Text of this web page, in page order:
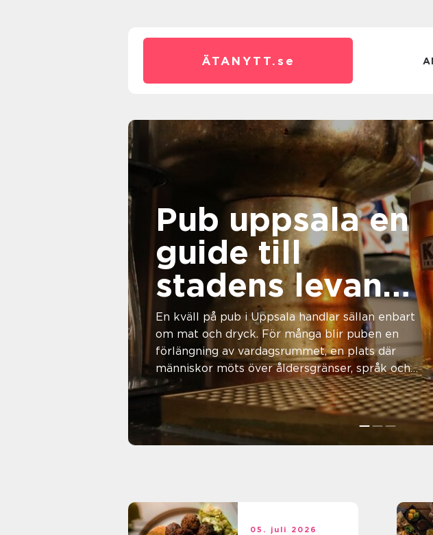
ÄTANYTT. se
Pub uppsala en
guide till
stadens levande
pubkultur
En kväll på pub i Uppsala handlar sällan enbart
om mat och dryck. För många blir puben en
förlängning av vardagsrummet, en plats där
människor möts över åldersgränser, språk och
bakgrund. Med stark st...
05. juli 2026